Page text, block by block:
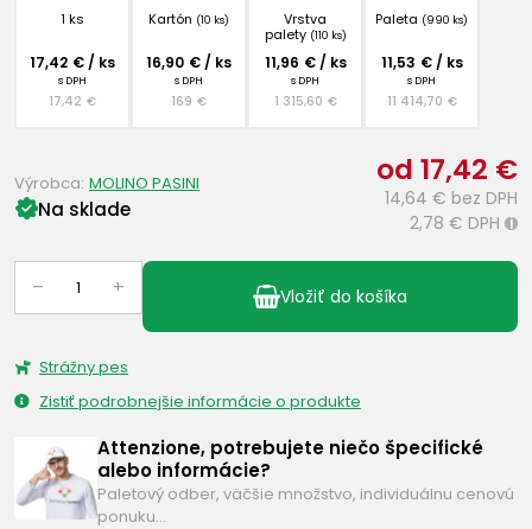
1 ks
17,42 € / ks
s DPH
17,42 €
Kartón (10 ks)
16,90 € / ks
s DPH
169 €
Vrstva
palety (110 ks)
11,96 € / ks
s DPH
1 315,60 €
Paleta (990 ks)
11,53 € / ks
s DPH
11 414,70 €
od 17,42 €
14,64 € bez DPH
2,78 € DPH i
Na sklade
Výrobca: MOLINO PASINI
– + Vložiť do košíka
Strážny pes
Zistiť podrobnejšie informácie o produkte
Attenzione, potrebujete niečo špecifické
alebo informácie?
Paletový odber, väčšie množstvo, individuálnu cenovú
ponuku…